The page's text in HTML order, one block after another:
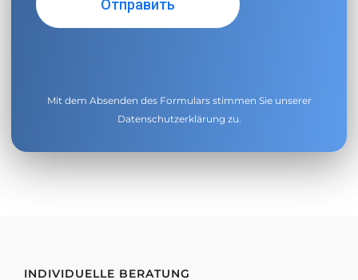
Mit dem Absenden des Formulars stimmen Sie unserer
Datenschutzerklärung zu.
INDIVIDUELLE BERATUNG